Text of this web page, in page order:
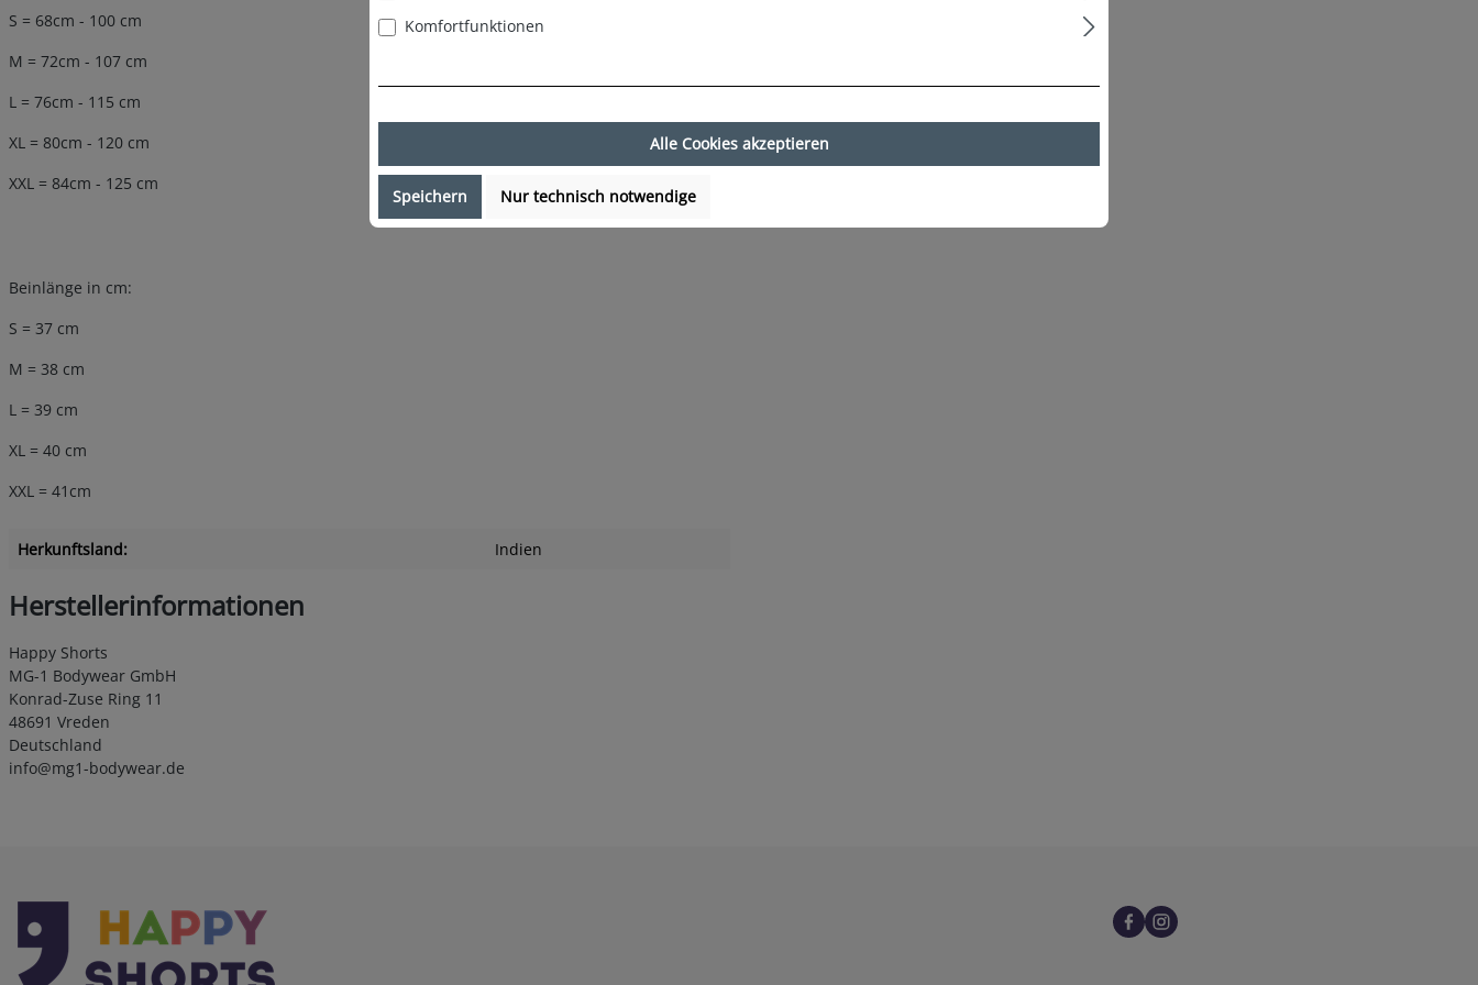
S = 68cm - 100 cm
M = 72cm - 107 cm
L = 76cm - 115 cm
XL = 80cm - 120 cm
XXL = 84cm - 125 cm
Beinlänge in cm:
S = 37 cm
M = 38 cm
L = 39 cm
XL = 40 cm
XXL = 41cm
Herkunftsland: Indien
Herstellerinformationen
Happy Shorts
MG-1 Bodywear GmbH
Konrad-Zuse Ring 11
48691 Vreden
Deutschland
info@mg1-bodywear.de
Komfortfunktionen
Alle Cookies akzeptieren
Speichern Nur technisch notwendige